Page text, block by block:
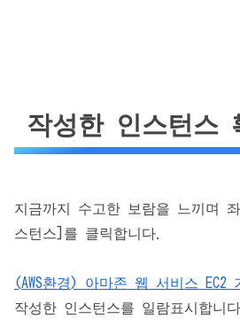
작성한 인스턴스
지금까지 수고한 보람을 느끼며
스턴스]를 클릭합니다.
(AWS환경) 아마존 웹 서비스 EC2
작성한 인스턴스를 일람표시합니다.